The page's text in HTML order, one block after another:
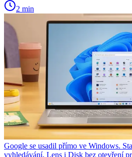
2 min
Google se usadil přímo ve Windows.
vyhledávání, Lens i Disk bez otevření